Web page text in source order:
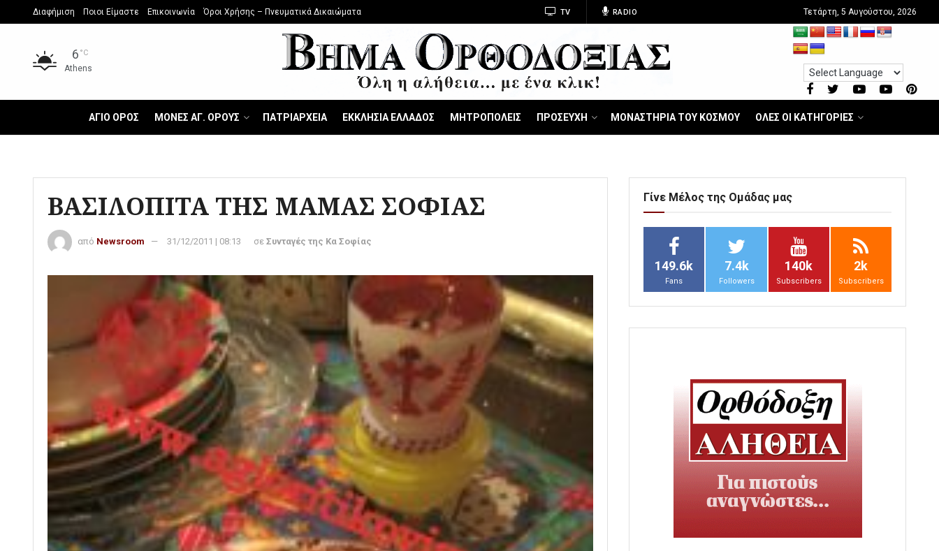
Διαφήμιση Ποιοι Είμαστε Επικοινωνία Όροι Χρήσης – Πνευματικά Δικαιώματα TV RADIO Τετάρτη, 5 Αυγούστου, 2026
6 °C
Athens
ΑΓΙΟ ΟΡΟΣ ΜΟΝΕΣ ΑΓ. ΟΡΟΥΣ ΠΑΤΡΙΑΡΧΕΙΑ ΕΚΚΛΗΣΙΑ ΕΛΛΑΔΟΣ ΜΗΤΡΟΠΟΛΕΙΣ ΠΡΟΣΕΥΧΗ ΜΟΝΑΣΤΗΡΙΑ ΤΟΥ ΚΟΣΜΟΥ ΟΛΕΣ ΟΙ ΚΑΤΗΓΟΡΙΕΣ
ΒΑΣΙΛΟΠΙΤΑ ΤΗΣ ΜΑΜΑΣ ΣΟΦΙΑΣ
από Newsroom 31/12/2011 | 08:13 σε Συνταγές της Κα Σοφίας
Γίνε Μέλος της Ομάδας μας
149.6k
Fans
7.4k
Followers
140k
Subscribers
2k
Subscribers